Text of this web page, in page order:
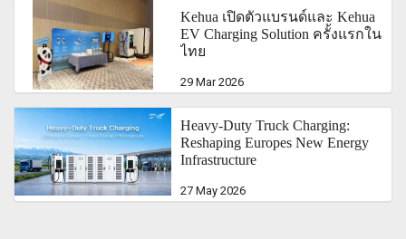
Kehua เปิดตัวแบรนด์และ Kehua
EV Charging Solution ครั้งแรกใน
ไทย
29 Mar 2026
Heavy-Duty Truck Charging:
Reshaping Europes New Energy
Infrastructure
27 May 2026